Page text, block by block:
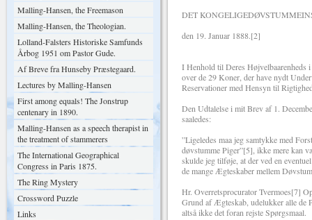
Malling-Hansen, the Freemason
Malling-Hansen, the Theologian.
Lolland-Falsters Historiske Samfunds
Årbog 1951 om Pastor Gude.
Af Breve fra Hunseby Præstegaard.
Lectures by Malling-Hansen
First among equals! The Jonstrup
centenary in 1890.
Malling-Hansen as a speech therapist in
the treatment of stammerers
The International Geographical
Congress in Paris 1875.
The Ring Mystery
Crossword Puzzle
Links
DET
den 19. Januar 1888.[2]
I Henhold til Deres Højvelbaarenheds
over de 29 Koner, der have nydt
Reservationer med Hensyn til
Den Udtalelse i mit Brev af 1.
saaledes:
”Ligeledes maa jeg samtykke med
døvstumme Piger”[5], ikke mere kan
skulde jeg tilføje, at der ved en
de mange Ægteskaber mellem
Hr. Overretsprocurator Tvermoes[7]
Grund af Ægteskab, udelukker alle de
altså ikke det foran rejste Spørgsmaal.